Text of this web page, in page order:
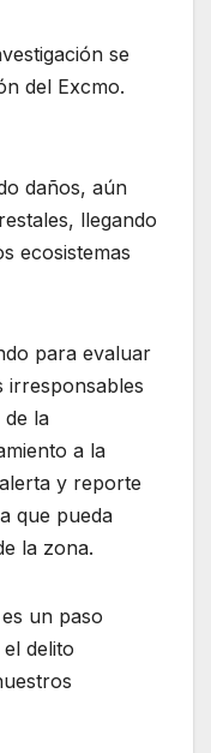
se
del Excmo.
daños, aún
llegando
ecosistemas
para evaluar
irresponsables
de la
a la
y reporte
que pueda
la zona.
un paso
delito